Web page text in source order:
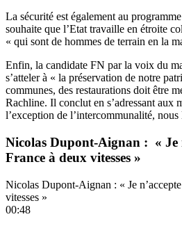
La sécurité est également au
souhaite que l’Etat travaille en étroite
« qui sont de hommes de terrain en la
Enfin, la candidate FN par la voix du
s’atteler à « la préservation de notre
communes, des restaurations doit être
Rachline. Il conclut en s’adressant aux
l’exception de l’intercommunalité, nous
Nicolas Dupont-Aignan : « Je
France à deux vitesses »
Nicolas Dupont-Aignan : « Je
vitesses »
00:48